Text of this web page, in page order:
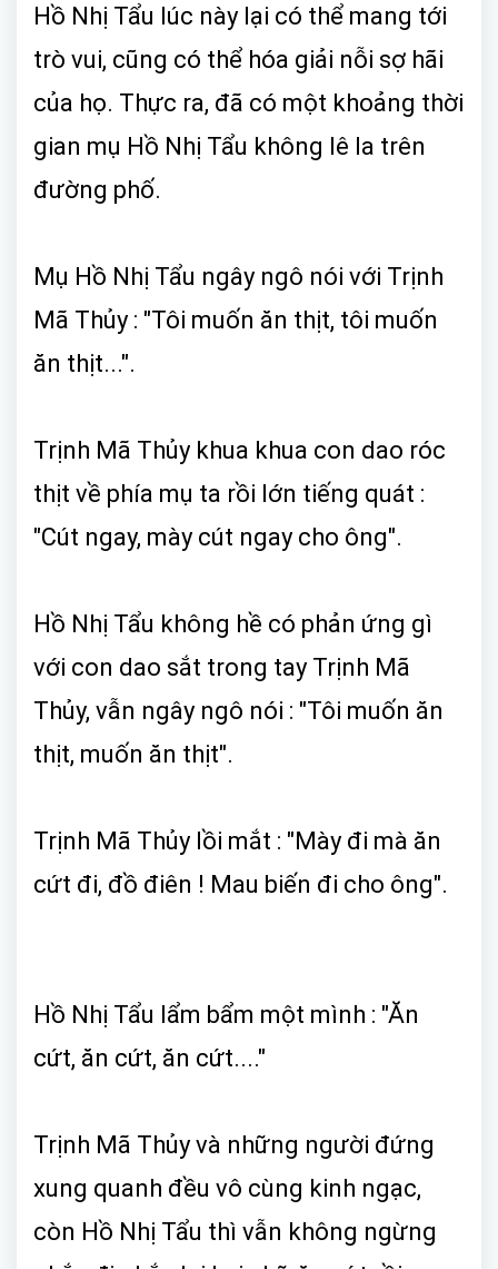
Hồ Nhị Tẩu lúc này lại có thể mang tới
trò vui, cũng có thể hóa giải nỗi sợ hãi
của họ. Thực ra, đã có một khoảng thời
gian mụ Hồ Nhị Tẩu không lê la trên
đường phố.
Mụ Hồ Nhị Tẩu ngây ngô nói với Trịnh
Mã Thủy : "Tôi muốn ăn thịt, tôi muốn
ăn thịt...".
Trịnh Mã Thủy khua khua con dao róc
thịt về phía mụ ta rồi lớn tiếng quát :
"Cút ngay, mày cút ngay cho ông".
Hồ Nhị Tẩu không hề có phản ứng gì
với con dao sắt trong tay Trịnh Mã
Thủy, vẫn ngây ngô nói : "Tôi muốn ăn
thịt, muốn ăn thịt".
Trịnh Mã Thủy lồi mắt : "Mày đi mà ăn
cứt đi, đồ điên ! Mau biến đi cho ông".
Hồ Nhị Tẩu lẩm bẩm một mình : "Ăn
cứt, ăn cứt, ăn cứt...."
Trịnh Mã Thủy và những người đứng
xung quanh đều vô cùng kinh ngạc,
còn Hồ Nhị Tẩu thì vẫn không ngừng